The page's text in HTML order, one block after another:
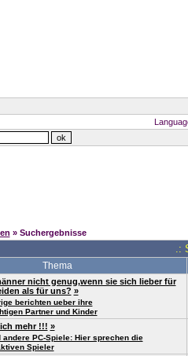
» Suchergebnisse
.:
Thema
nicht genug,wenn sie sich lieber für
als für uns? »
berichten ueber ihre
Partner und Kinder
mehr !!! »
andere PC-Spiele: Hier sprechen die
Spieler